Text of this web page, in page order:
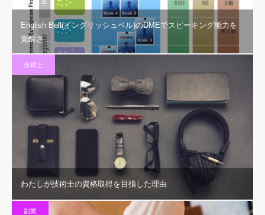
English Bell(イングリッシュベル)のDMEでスピーキング能力を
覚醒さ…
技術士
わたしが技術士の資格取得を目指した理由
副業